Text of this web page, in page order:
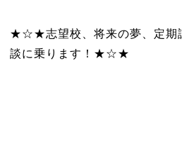
★☆★志望校、将来の夢、定期
談に乗ります！★☆★